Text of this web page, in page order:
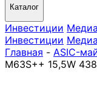
Каталог
Инвестиции Медиа
Инвестиции Медиа
Главная - ASIC-
M63S++ 15,5W